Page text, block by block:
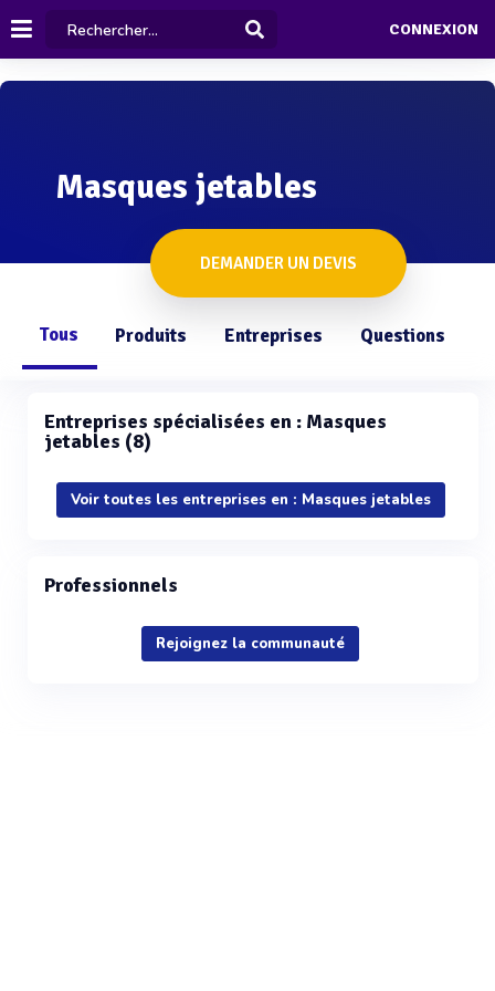
CONNEXION
Masques jetables
DEMANDER UN DEVIS
Tous Produits Entreprises Questions
Entreprises spécialisées en : Masques
jetables (8)
Voir toutes les entreprises en : Masques jetables
Professionnels
Rejoignez la communauté